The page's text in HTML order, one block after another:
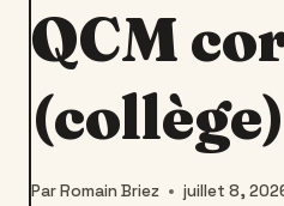
QCM
(collège)
ParRomain Briez juillet 8,